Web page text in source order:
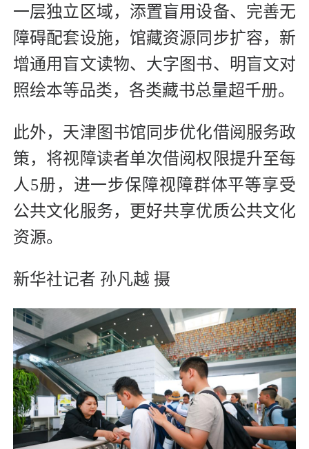
一层独立区域，添置盲用设备、完善无
障碍配套设施，馆藏资源同步扩容，新
增通用盲文读物、大字图书、明盲文对
照绘本等品类，各类藏书总量超千册。
此外，天津图书馆同步优化借阅服务政
策，将视障读者单次借阅权限提升至每
人5册，进一步保障视障群体平等享受
公共文化服务，更好共享优质公共文化
资源。
新华社记者 孙凡越 摄